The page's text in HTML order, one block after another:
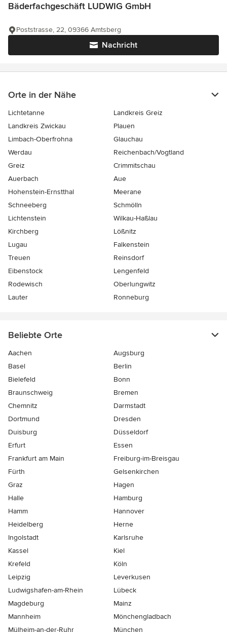
Bäderfachgeschäft LUDWIG GmbH
Nachricht
Poststrasse, 22, 09366 Amtsberg
Orte in der Nähe
Lichtetanne
Landkreis Greiz
Landkreis Zwickau
Plauen
Limbach-Oberfrohna
Glauchau
Werdau
Reichenbach/Vogtland
Greiz
Crimmitschau
Auerbach
Aue
Hohenstein-Ernstthal
Meerane
Schneeberg
Schmölln
Lichtenstein
Wilkau-Haßlau
Kirchberg
Lößnitz
Lugau
Falkenstein
Treuen
Reinsdorf
Eibenstock
Lengenfeld
Rodewisch
Oberlungwitz
Lauter
Ronneburg
Beliebte Orte
Aachen
Augsburg
Basel
Berlin
Bielefeld
Bonn
Braunschweig
Bremen
Chemnitz
Darmstadt
Dortmund
Dresden
Duisburg
Düsseldorf
Erfurt
Essen
Frankfurt am Main
Freiburg-im-Breisgau
Fürth
Gelsenkirchen
Graz
Hagen
Halle
Hamburg
Hamm
Hannover
Heidelberg
Herne
Ingolstadt
Karlsruhe
Kassel
Kiel
Krefeld
Köln
Leipzig
Leverkusen
Ludwigshafen-am-Rhein
Lübeck
Magdeburg
Mainz
Mannheim
Mönchen­gladbach
Mülheim-an-der-Ruhr
München